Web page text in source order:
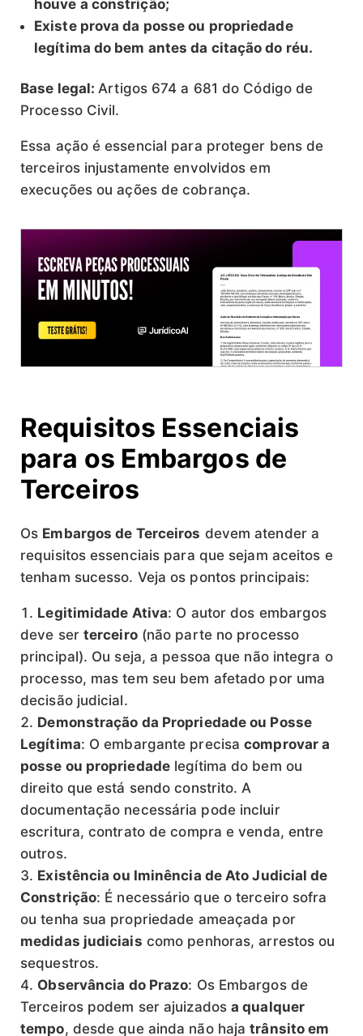
houve a constrição;
Existe prova da posse ou propriedade
legítima do bem antes da citação do réu.
Base legal: Artigos 674 a 681 do Código de
Processo Civil.
Essa ação é essencial para proteger bens de
terceiros injustamente envolvidos em
execuções ou ações de cobrança.
Requisitos Essenciais
para os Embargos de
Terceiros
Os Embargos de Terceiros devem atender a
requisitos essenciais para que sejam aceitos e
tenham sucesso. Veja os pontos principais:
Legitimidade Ativa: O autor dos embargos
deve ser terceiro(não parte no processo
principal). Ou seja, a pessoa que não integra o
processo, mas tem seu bem afetado por uma
decisão judicial.
Demonstração da Propriedade ou Posse
Legítima: O embargante precisacomprovar a
posse ou propriedade legítima do bem ou
direito que está sendo constrito. A
documentação necessária pode incluir
escritura, contrato de compra e venda, entre
outros.
Existência ou Iminência de Ato Judicial de
Constrição: É necessário que o terceiro sofra
ou tenha sua propriedade ameaçada por
medidas judiciais como penhoras, arrestos ou
sequestros.
Observância do Prazo: Os Embargos de
Terceiros podem ser ajuizadosa qualquer
tempo, desde que ainda não hajatrânsito em